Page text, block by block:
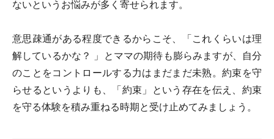
ないというお悩みが多く寄せられます。
意思疎通がある程度できるからこそ、「これくらいは理
解しているかな？ 」とママの期待も膨らみますが、自分
のことをコントロールする力はまだまだ未熟。約束を守
らせるというよりも、「約束」という存在を伝え、約束
を守る体験を積み重ねる時期と受け止めてみましょう。